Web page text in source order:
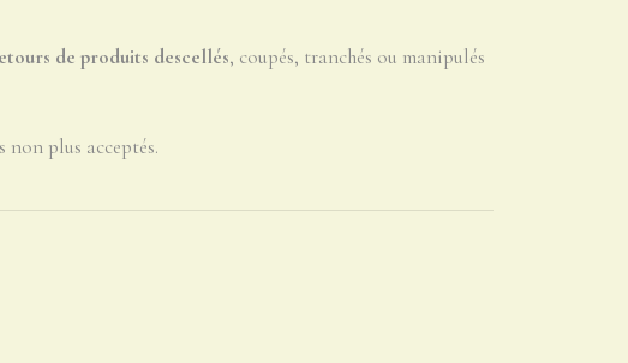
de produits descellés, coupés, tranchés ou manipulés
non plus acceptés.